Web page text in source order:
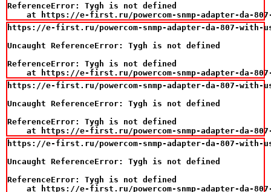
ReferenceError: Tygh is not defined
at https://e-first.ru/powercom-snmp-adapter-da-
https://e-first.ru/powercom-snmp-adapter-da-807-with-
Uncaught ReferenceError: Tygh is not defined
ReferenceError: Tygh is not defined
at https://e-first.ru/powercom-snmp-adapter-da-
https://e-first.ru/powercom-snmp-adapter-da-807-with-
Uncaught ReferenceError: Tygh is not defined
ReferenceError: Tygh is not defined
at https://e-first.ru/powercom-snmp-adapter-da-
https://e-first.ru/powercom-snmp-adapter-da-807-with-
Uncaught ReferenceError: Tygh is not defined
ReferenceError: Tygh is not defined
at https://e-first.ru/powercom-snmp-adapter-da-